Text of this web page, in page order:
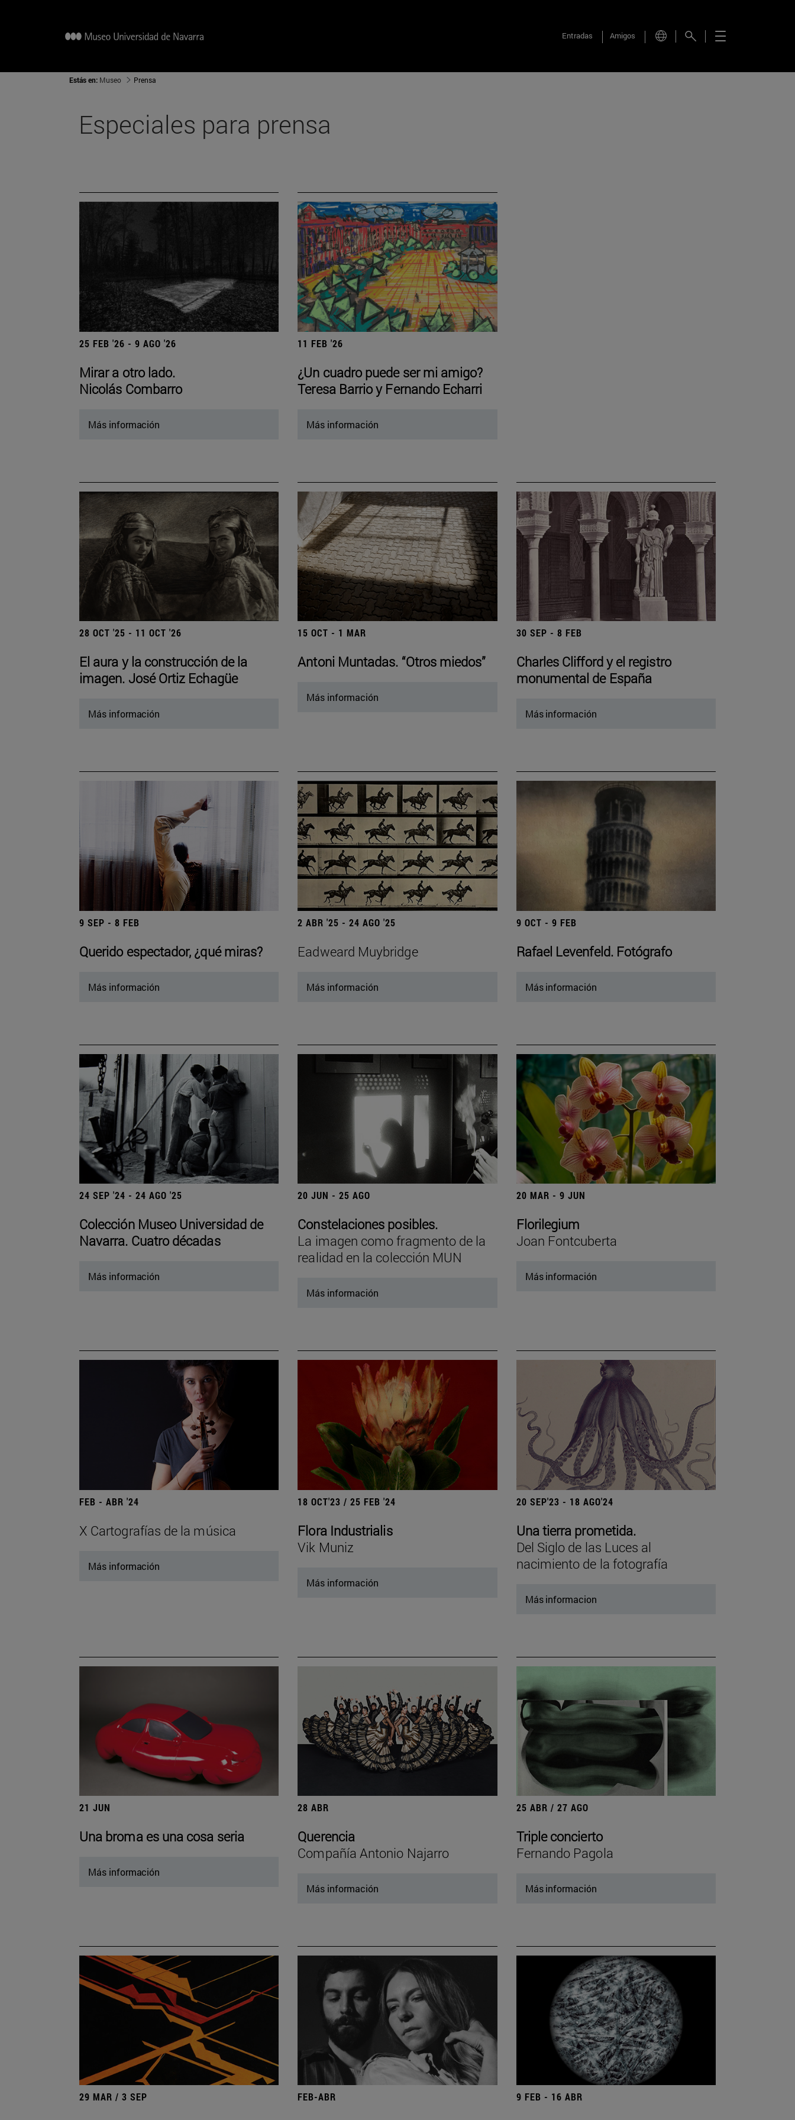
Entradas Amigos
Estás en: Museo Prensa
Especiales para prensa
25 FEB '26 - 9 AGO '26
Mirar a otro lado.
Nicolás Combarro
Más información
11 FEB '26
¿Un cuadro puede ser mi amigo?
Teresa Barrio y Fernando Echarri
Más información
28 OCT '25 - 11 OCT '26
El aura y la construcción de la
imagen. José Ortiz Echagüe
Más información
15 OCT - 1 MAR
Antoni Muntadas. “Otros miedos”
Más información
30 SEP - 8 FEB
Charles Clifford y el registro
monumental de España
Más información
9 SEP - 8 FEB
Querido espectador, ¿qué miras?
Más información
2 ABR '25 - 24 AGO '25
Eadweard Muybridge
Más información
9 OCT - 9 FEB
Rafael Levenfeld. Fotógrafo
Más información
24 SEP '24 - 24 AGO '25
Colección Museo Universidad de
Navarra. Cuatro décadas
Más información
20 JUN - 25 AGO
Constelaciones posibles.
La imagen como fragmento de la
realidad en la colección MUN
Más información
20 MAR - 9 JUN
Florilegium
Joan Fontcuberta
Más información
FEB - ABR '24
X Cartografías de la música
Más información
18 OCT'23 / 25 FEB '24
Flora Industrialis
Vik Muniz
Más información
20 SEP'23 - 18 AGO'24
Una tierra prometida.
Del Siglo de las Luces al
nacimiento de la fotografía
Más informacion
21 JUN
Una broma es una cosa seria
Más información
28 ABR
Querencia
Compañía Antonio Najarro
Más información
25 ABR / 27 AGO
Triple concierto
Fernando Pagola
Más información
29 MAR / 3 SEP FEB-ABR 9 FEB - 16 ABR